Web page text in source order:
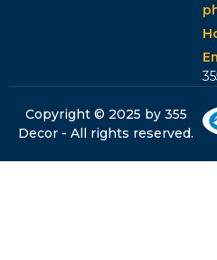
Copyright © 2025 by 355
Decor - All rights reserved.